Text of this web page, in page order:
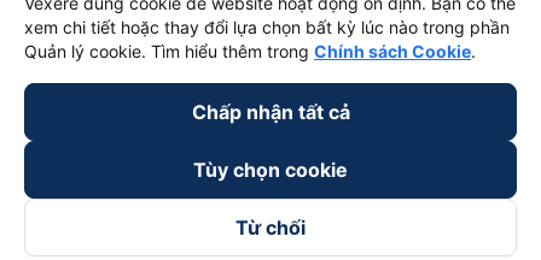
xem chi tiết hoặc thay đổi lựa chọn bất kỳ lúc nào trong phần
Quản lý cookie. Tìm hiểu thêm trong Chính sách Cookie.
Chấp nhận tất cả
Tùy chọn cookie
Từ chối